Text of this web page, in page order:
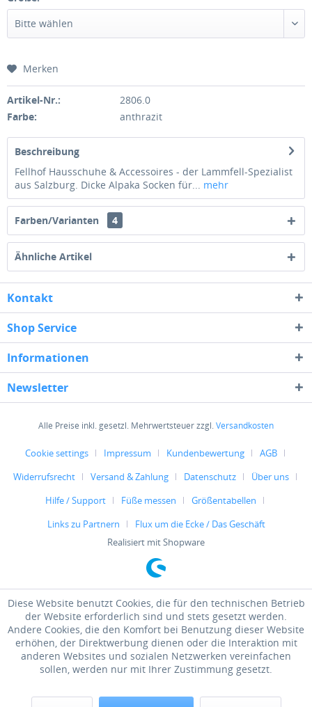
Merken
Artikel-Nr.:
2806.0
Farbe:
anthrazit
Beschreibung
Fellhof Hausschuhe & Accessoires - der Lammfell-Spezialist
aus Salzburg. Dicke Alpaka Socken für... mehr
Farben/Varianten 4
Ähnliche Artikel
Kontakt
Shop Service
Informationen
Newsletter
Alle Preise inkl. gesetzl. Mehrwertsteuer zzgl.Versandkosten
Cookie settings Impressum Kundenbewertung
AGB
Widerrufsrecht
Versand & Zahlung Datenschutz
Über uns
Hilfe / Support
Füße messen
Größentabellen
Links zu Partnern
Flux um die Ecke / Das Geschäft
Realisiert mit Shopware
Diese Website benutzt Cookies, die für den technischen Betrieb
der Website erforderlich sind und stets gesetzt werden.
Andere Cookies, die den Komfort bei Benutzung dieser Website
erhöhen, der Direktwerbung dienen oder die Interaktion mit
anderen Websites und sozialen Netzwerken vereinfachen
sollen, werden nur mit Ihrer Zustimmung gesetzt.